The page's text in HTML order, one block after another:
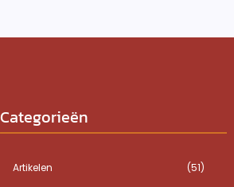
Categorieën
Artikelen (51)